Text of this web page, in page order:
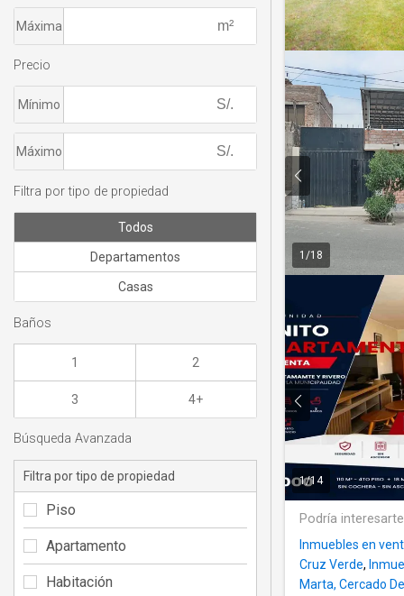
1 /18
1/14
Podría
Inmuebles en
Cruz Verde,
Marta, Cercado
Máxima
Precio
Mínimo
Máximo
Filtra por tipo de propiedad
Todos
Departamentos
Casas
Baños
1 2
3 4+
Búsqueda Avanzada
Filtra por tipo de propiedad
Piso
Apartamento
Habitación